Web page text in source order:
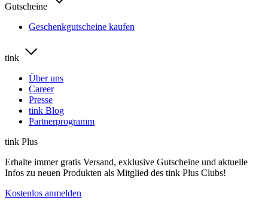
Gutscheine
Geschenkgutscheine kaufen
tink
Über uns
Career
Presse
tink Blog
Partnerprogramm
tink Plus
Erhalte immer gratis Versand, exklusive Gutscheine und aktuelle
Infos zu neuen Produkten als Mitglied des tink Plus Clubs!
Kostenlos anmelden